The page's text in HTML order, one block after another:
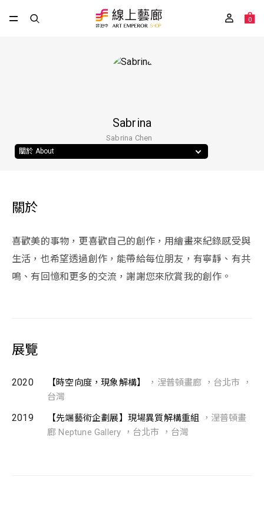
0
Sabrina
Sabrina Chen
關於 About
關於
喜歡美的事物，更喜歡自己的創作，用繪畫來紀錄感受與
生活，也希望透過創作，能帶給每位朋友，有寧靜、有共
鳴、有回憶和更多的交流，謝謝您來欣賞我的創作。
展覽
2020 【時空向度，現象解構】
，涅普頓畫廊 ，台北市 ，
台灣
2019 【先端藝術企劃展】現場異質解構重組
，涅普頓畫
廊 Neptune Gallery ，台北市 ，台灣